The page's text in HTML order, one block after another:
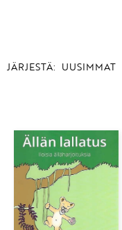
JÄRJESTÄ: UUSIMMAT